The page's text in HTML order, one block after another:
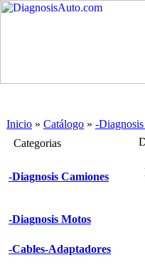
Inicio » Catálogo » -
Categorias
-Diagnosis Camiones
-Diagnosis Motos
-Cables-Adaptadores